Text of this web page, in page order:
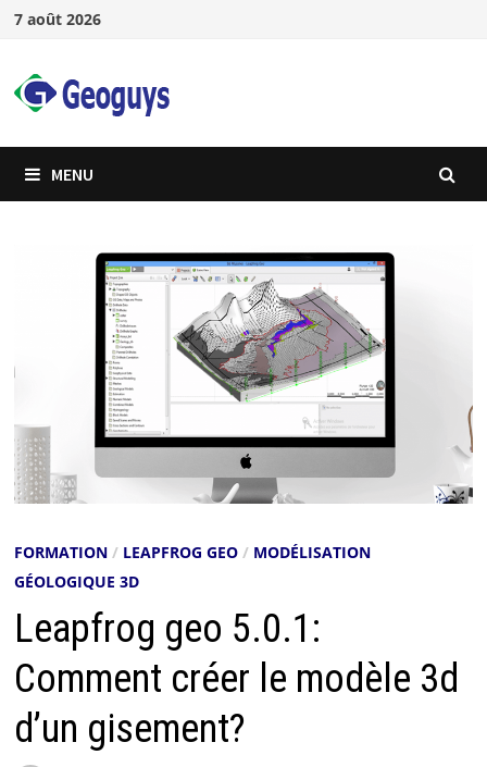
7 août 2026
MENU
FORMATION/ LEAPFROG GEO/ MODÉLISATION
GÉOLOGIQUE 3D
Leapfrog geo 5.0.1:
Comment créer le modèle 3d
d’un gisement?